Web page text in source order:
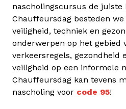
nascholingscursus de juiste
Chauffeursdag besteden
veiligheid, techniek en
onderwerpen op het gebied
verkeersregels, gezondheid
veiligheid op een informele
Chauffeursdag kan tevens
nascholing voor code 95!